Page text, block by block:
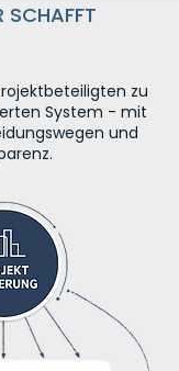
SCHAFFT
zu
System - mit
und